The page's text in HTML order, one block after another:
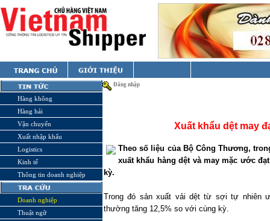
Hàng không
Hàng hải
Vận chuyển
Xuất nhập khẩu
Logistics
Kinh tế
Thông tin doanh nghiệp
Doanh nghiệp
Thuật ngữ
Đăng nhập
Xuất khẩu dệt may
Theo số liệu của Bộ Công Thương,
xuất khẩu hàng dệt và may mặc ước
kỳ.
Trong đó sản xuất vải dệt từ sợi tự nhiên
thường tăng 12,5% so với cùng kỳ.